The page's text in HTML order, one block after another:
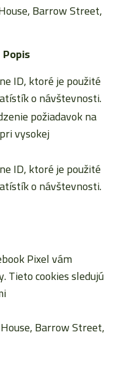
Barrow Street,
Popis
ID, ktoré je použité
o návštevnosti.
požiadavok na
vysokej
ID, ktoré je použité
o návštevnosti.
Pixel vám
Tieto cookies sledujú
Barrow Street,